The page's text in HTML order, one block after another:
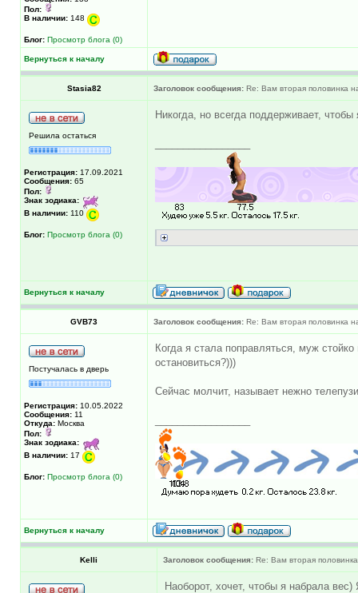
Пол:
В наличии: 148
Блог: Просмотр блога (0)
Вернуться к началу
Stasia82 Заголовок сообщения: Re: Вам вторая половинка
Решила остаться
Регистрация: 17.09.2021
Сообщения: 65
Пол:
Знак зодиака:
В наличии: 110
Блог: Просмотр блога (0)
Никогда, но всегда поддерживает,
Вернуться к началу
GVB73 Заголовок сообщения: Re: Вам вторая половинка
Постучалась в дверь
Регистрация: 10.05.2022
Сообщения: 11
Откуда: Москва
Пол:
Знак зодиака:
В наличии: 17
Блог: Просмотр блога (0)
Когда я стала поправляться, муж
остановиться?)))
Сейчас молчит, называет нежно
Вернуться к началу
Kelli Заголовок сообщения: Re: Вам вторая
Наоборот, хочет, чтобы я набрала